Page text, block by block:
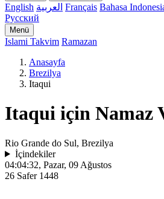
English العربية Français Bahasa
Русский
Menü
Islami Takvim Ramazan
Anasayfa
Brezilya
Itaqui
Itaqui için Namaz
Rio Grande do Sul, Brezilya
İçindekiler
04:04:32, Pazar, 09 Ağustos
26 Safer 1448